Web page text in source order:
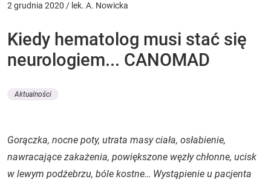
2 grudnia 2020 / lek. A. Nowicka
Kiedy hematolog musi stać się
neurologiem... CANOMAD
Aktualności
Gorączka, nocne poty, utrata masy ciała, osłabienie,
nawracające zakażenia, powiększone węzły chłonne, ucisk
w lewym podżebrzu, bóle kostne… Wystąpienie u pacjenta